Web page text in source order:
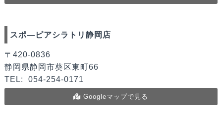
スポ―ピアシラトリ静岡店
〒420-0836
静岡県静岡市葵区東町66
TEL:
054-254-0171
Googleマップで見る